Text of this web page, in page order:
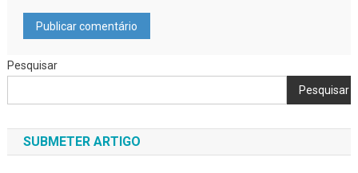
Pesquisar
Pesquisar
SUBMETER ARTIGO